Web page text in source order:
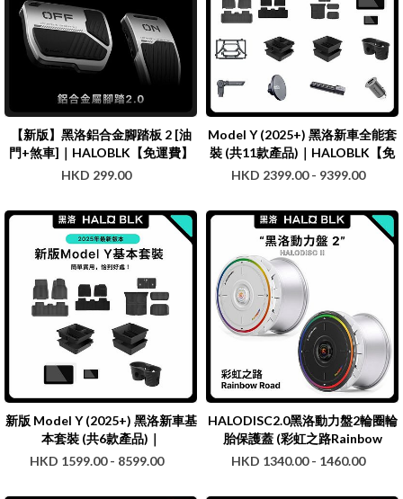
【新版】黑洛鋁合金腳踏板 2 [油
門+煞車]｜HALOBLK【免運費】
HKD 299.00
Model Y (2025+) 黑洛新車全能套
裝 (共11款產品)｜HALOBLK【免
運費】
HKD 2399.00 - 9399.00
新版 Model Y (2025+) 黑洛新車基
本套裝 (共6款產品)｜
HALOBLK【免運費】
HKD 1599.00 - 8599.00
HALODISC2.0黑洛動力盤2輪圈輪
胎保護蓋 (彩虹之路Rainbow
Road)｜HALOBLK
HKD 1340.00 - 1460.00